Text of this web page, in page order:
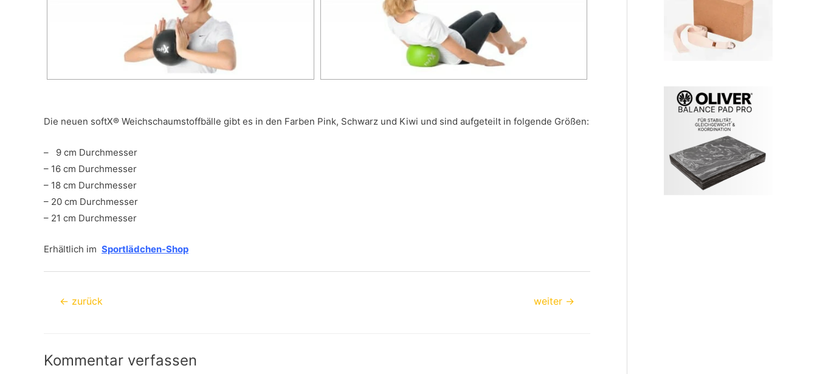
Die neuen softX® Weichschaumstoffbälle gibt es in den Farben Pink, Schwarz und Kiwi und sind aufgeteilt in folgende Größen:
– 9 cm Durchmesser
– 16 cm Durchmesser
– 18 cm Durchmesser
– 20 cm Durchmesser
– 21 cm Durchmesser
Erhältlich im Sportlädchen-Shop
Beitragsnavigation
← zurück weiter →
Kommentar verfassen